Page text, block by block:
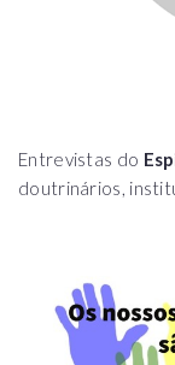
Entrevistas do
doutrinários,